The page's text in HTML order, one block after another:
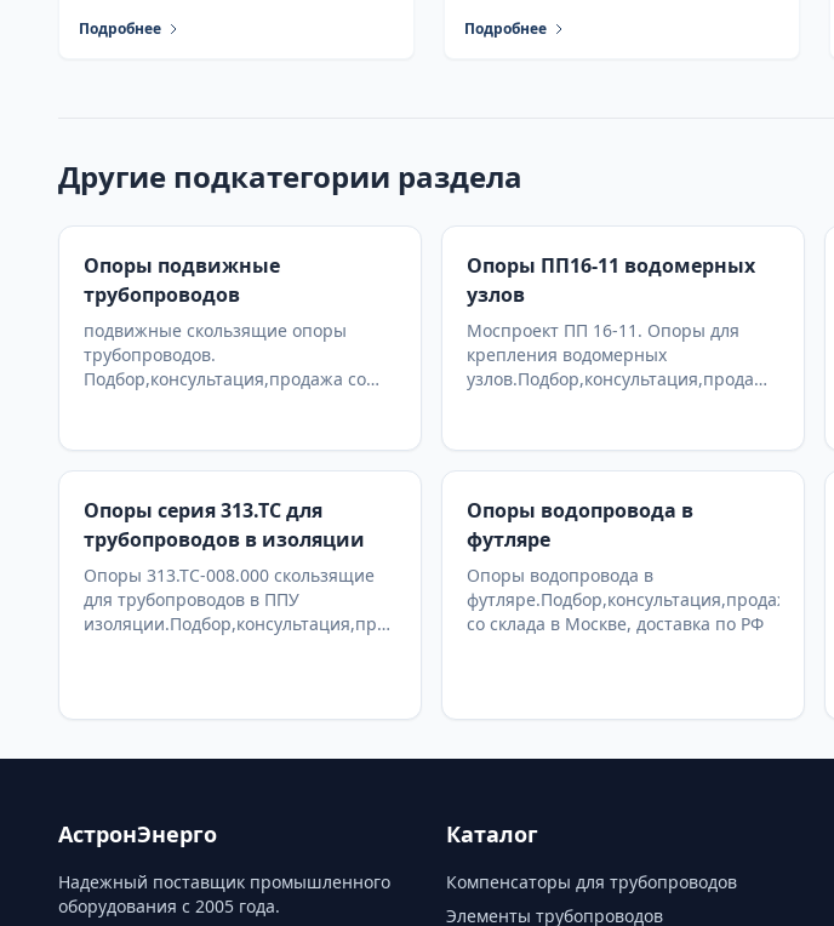
Подробнее Подробнее
Другие подкатегории раздела
Опоры подвижные
трубопроводов
подвижные скользящие опоры
трубопроводов.
Подбор,консультация,продажа со
Опоры ПП16-11 водомерных
узлов
Моспроект ПП 16-11. Опоры для
крепления водомерных
узлов.Подбор,консультация,продажа
Опоры серия 313.ТС для
трубопроводов в изоляции
Опоры 313.ТС-008.000 скользящие
для трубопроводов в ППУ
изоляции.Подбор,консультация,продажа
Опоры водопровода в
футляре
Опоры водопровода в
футляре.Подбор,консультация,продажа
со склада в Москве, доставка по РФ
АстронЭнерго
Надежный поставщик промышленного
оборудования с 2005 года.
Каталог
Компенсаторы для трубопроводов
Элементы трубопроводов